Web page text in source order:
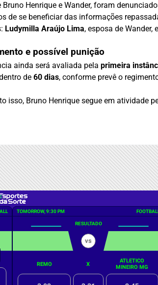
Bruno Henrique e Wander, foram
de se beneficiar das informações
Ludymilla Araújo Lima, esposa de Wander, e
e possível punição
ainda será avaliada pelaprimeira
de60 dias, conforme prevê o
isso, Bruno Henrique segue em atividade